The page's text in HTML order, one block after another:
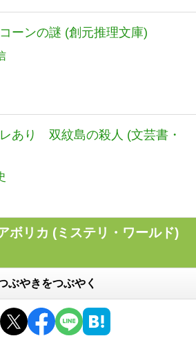
ーンの謎 (創元推理文庫)
あり 双紋島の殺人 (文芸書・
ボリカ (ミステリ・ワールド)
ぶやきをつぶやく